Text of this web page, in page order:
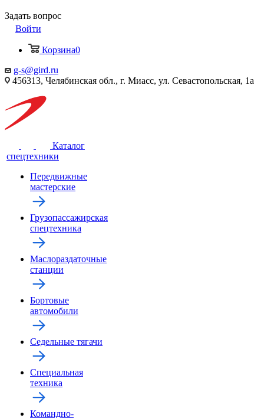
Задать вопрос
Войти
Корзина0
g-s@gird.ru
456313, Челябинская обл., г. Миасс, ул. Севастопольская, 1а
Каталог
спецтехники
Передвижные
мастерские
Грузопассажирская
спецтехника
Маслораздаточные
станции
Бортовые
автомобили
Седельные тягачи
Специальная
техника
Командно-